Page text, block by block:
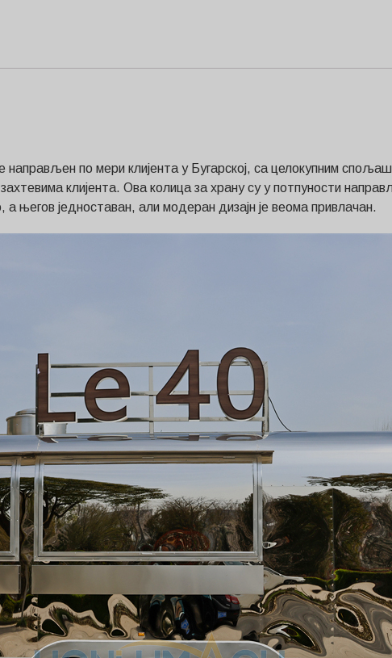
направљен по мери клијента у Бугарској, са целокупним
клијента. Ова колица за храну су у потпуности
његов једноставан, али модеран дизајн је веома привлачан.